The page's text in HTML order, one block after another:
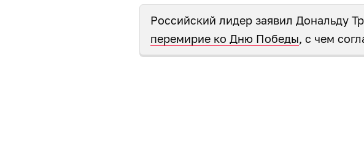
Российский лидер заявил Дональду
перемирие ко Дню Победы, с чем